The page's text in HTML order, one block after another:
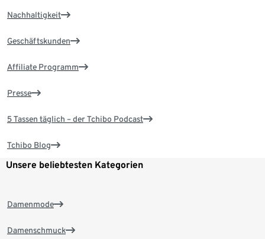
Nachhaltigkeit
Geschäftskunden
Affiliate Programm
Presse
5 Tassen täglich – der Tchibo Podcast
Tchibo Blog
Unsere beliebtesten Kategorien
Damenmode
Damenschmuck